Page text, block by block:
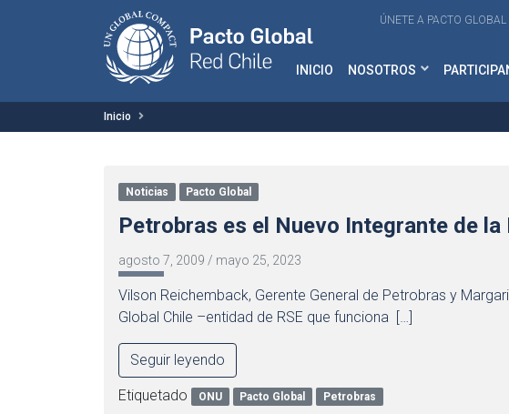
ÚNETE A PACTO GLOBAL
INICIO NOSOTROS
Inicio
Noticias Pacto Global
Petrobras es el Nuevo Integrante de la
agosto 7, 2009 / mayo 25, 2023
Vilson Reichemback, Gerente General de Petrobras y
Global Chile –entidad de RSE que funciona […]
Seguir leyendo
Etiquetado ONU Pacto Global Petrobras